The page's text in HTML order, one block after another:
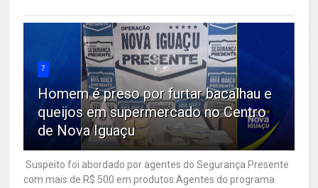
7
Homem é preso por furtar bacalhau e
queijos em supermercado no Centro
de Nova Iguaçu
Suspeito foi abordado por agentes do Segurança Presente
com mais de R$ 500 em produtos Agentes do programa